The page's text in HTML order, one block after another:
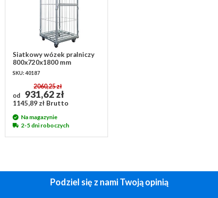
Siatkowy wózek pralniczy
800x720x1800 mm
SKU: 40187
od
2060,25 zł
931,62 zł
1145,89 zł Brutto
Na magazynie
2-5 dni roboczych
Podziel się z nami Twoją opinią